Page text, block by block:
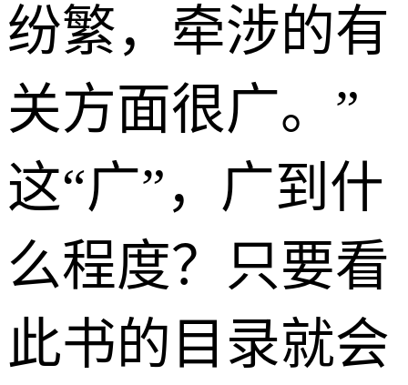
纷繁，牵涉的有
关方面很广。”
这“广”，广到什
么程度？只要看
此书的目录就会